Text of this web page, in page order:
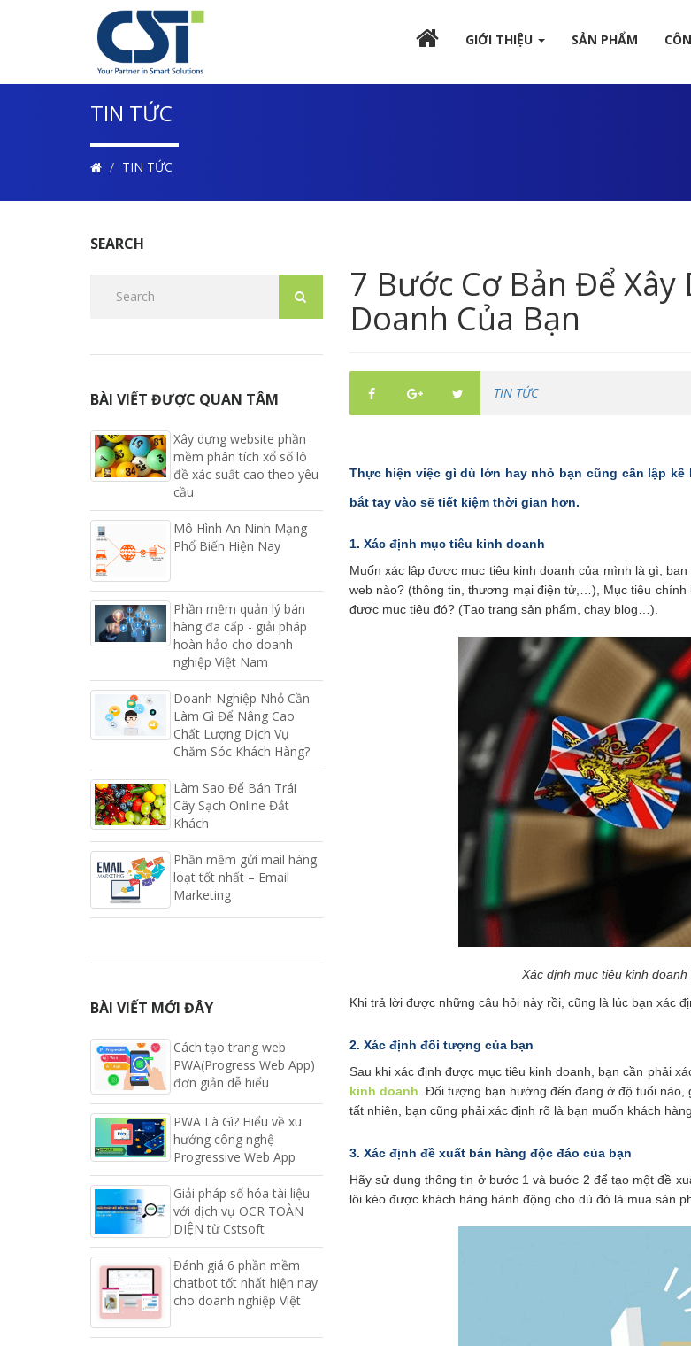
GIỚI THIỆU SẢN PHẨM
TIN TỨC
TIN TỨC
7 Bước Cơ Bản Để
Doanh Của Bạn
TIN TỨC
Thực hiện việc gì dù lớn hay nhỏ bạn cũng cần lập
bắt tay vào sẽ tiết kiệm thời gian hơn.
1. Xác định mục tiêu kinh doanh
Muốn xác lập được mục tiêu kinh doanh của mình là gì,
web nào? (thông tin, thương mại điện tử,…), Mục tiêu
được mục tiêu đó? (Tạo trang sản phẩm, chạy blog…).
Xác định mục tiêu kinh
Khi trả lời được những câu hỏi này rồi, cũng là lúc bạn xác
2. Xác định đối tượng của bạn
Sau khi xác định được mục tiêu kinh doanh, bạn cần phải
kinh doanh . Đối tượng bạn hướng đến đang ở độ tuổi
tất nhiên, bạn cũng phải xác định rõ là bạn muốn khách
3. Xác định đề xuất bán hàng độc đáo của bạn
Hãy sử dụng thông tin ở bước 1 và bước 2 để tạo một đề
lôi kéo được khách hàng hành động cho dù đó là mua sản
SEARCH
BÀI VIẾT ĐƯỢC QUAN TÂM
Xây dựng website phần
mềm phân tích xổ số lô
đề xác suất cao theo yêu
cầu
Mô Hình An Ninh Mạng
Phổ Biến Hiện Nay
Phần mềm quản lý bán
hàng đa cấp - giải pháp
hoàn hảo cho doanh
nghiệp Việt Nam
Doanh Nghiệp Nhỏ Cần
Làm Gì Để Nâng Cao
Chất Lượng Dịch Vụ
Chăm Sóc Khách Hàng?
Làm Sao Để Bán Trái
Cây Sạch Online Đắt
Khách
Phần mềm gửi mail hàng
loạt tốt nhất – Email
Marketing
BÀI VIẾT MỚI ĐÂY
Cách tạo trang web
PWA(Progress Web App)
đơn giản dễ hiểu
PWA Là Gì? Hiểu về xu
hướng công nghệ
Progressive Web App
Giải pháp số hóa tài liệu
với dịch vụ OCR TOÀN
DIỆN từ Cstsoft
Đánh giá 6 phần mềm
chatbot tốt nhất hiện nay
cho doanh nghiệp Việt